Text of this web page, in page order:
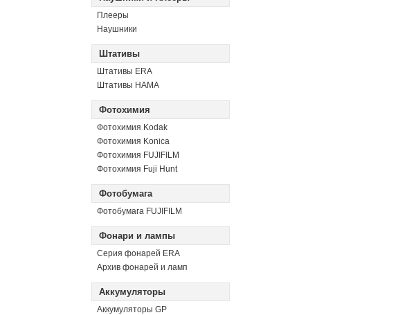
Плееры
Наушники
Штативы
Штативы ERA
Штативы HAMA
Фотохимия
Фотохимия Kodak
Фотохимия Konica
Фотохимия FUJIFILM
Фотохимия Fuji Hunt
Фотобумага
Фотобумага FUJIFILM
Фонари и лампы
Серия фонарей ERA
Архив фонарей и ламп
Аккумуляторы
Аккумуляторы GP